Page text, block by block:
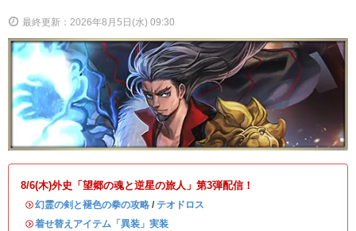
最終更新：2026年8月5日(水) 09:30
8/6(木)外史「望郷の魂と逆星の旅人」第3弾配信！
・幻霊の剣と褪色の拳の攻略 / テオドロス
・着せ替えアイテム「異装」実装